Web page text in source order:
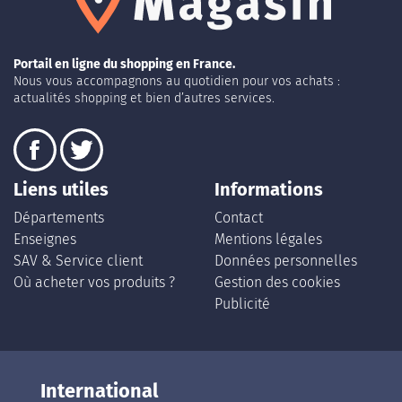
Portail en ligne du shopping en France.
Nous vous accompagnons au quotidien pour vos achats :
actualités shopping et bien d’autres services.
Liens utiles
Départements
Enseignes
SAV & Service client
Où acheter vos produits ?
Informations
Contact
Mentions légales
Données personnelles
Gestion des cookies
Publicité
International